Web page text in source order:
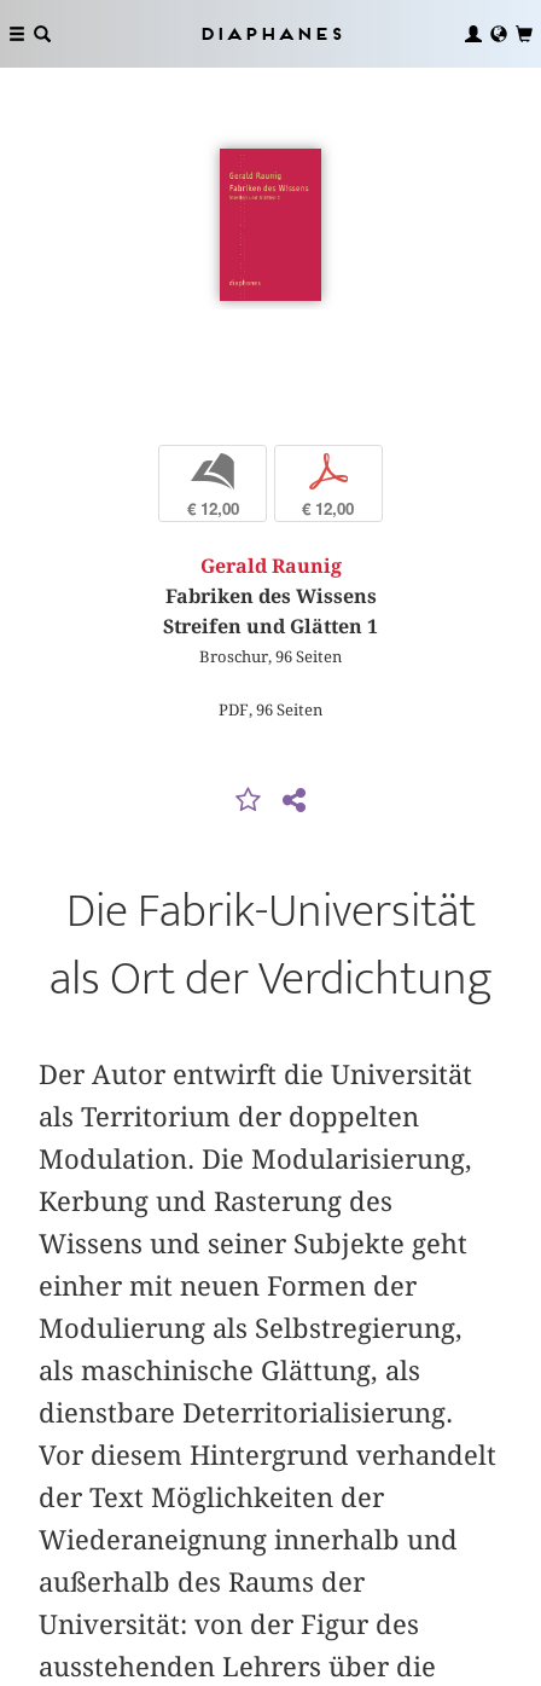
Diaphanes
b
€ 12,00
p
€ 12,00
Gerald Raunig
Fabriken des Wissens
Streifen und Glätten 1
Broschur, 96 Seiten
PDF, 96 Seiten
Die Fabrik-Universität
als Ort der Verdichtung
Der Autor entwirft die Universität
als Territorium der doppelten
Modulation. Die Modularisierung,
Kerbung und Rasterung des
Wissens und seiner Subjekte geht
einher mit neuen Formen der
Modulierung als Selbstregierung,
als maschinische Glättung, als
dienstbare Deterritorialisierung.
Vor diesem Hintergrund verhandelt
der Text Möglichkeiten der
Wiederaneignung innerhalb und
außerhalb des Raums der
Universität: von der Figur des
ausstehenden Lehrers über die